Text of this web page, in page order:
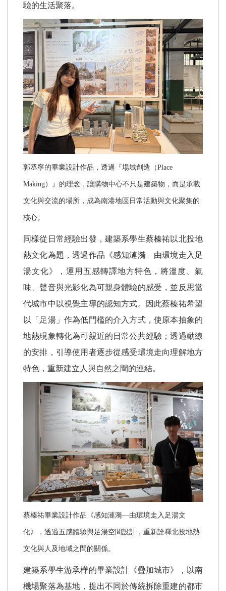
驗的生活聚落。
郭丞寧的畢業設計作品，透過『場域創造（Place
Making）』的理念，讓購物中心不只是建築物，而是承載
文化與交流的場所，成為南港地區日常活動與文化聚集的
核心。
同樣從日常經驗出發，建築系學生蔡榛祐以北投地
熱文化為題，透過作品《感知漣漪—由環境走入足
湯文化》，運用五感轉譯地方特色，將溫度、氣
味、聲音與光影化為可親身體驗的感受，並反思當
代城市中以視覺主導的認知方式。因此蔡榛祐希望
以「足湯」作為低門檻的介入方式，使原本抽象的
地熱現象轉化為可親近的日常公共經驗；透過動線
的安排，引導使用者逐步從感受環境走向理解地方
特色，重新建立人與自然之間的連結。
蔡榛祐畢業設計作品《感知漣漪—由環境走入足湯文
化》，透過五感體驗與足湯空間設計，重新詮釋北投地熱
文化與人及地域之間的關係。
建築系學生游承樺的畢業設計《疊加城市》，以南
機場聚落為基地，提出不同於傳統拆除重建的都市